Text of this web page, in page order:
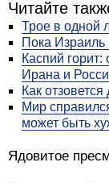
Читайте
Трое в одной
Пока
Каспий
Ирана и
Как
Мир
может быть
Ядовитое